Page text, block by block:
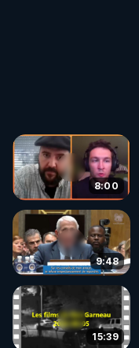
8:00
9:48
15:39